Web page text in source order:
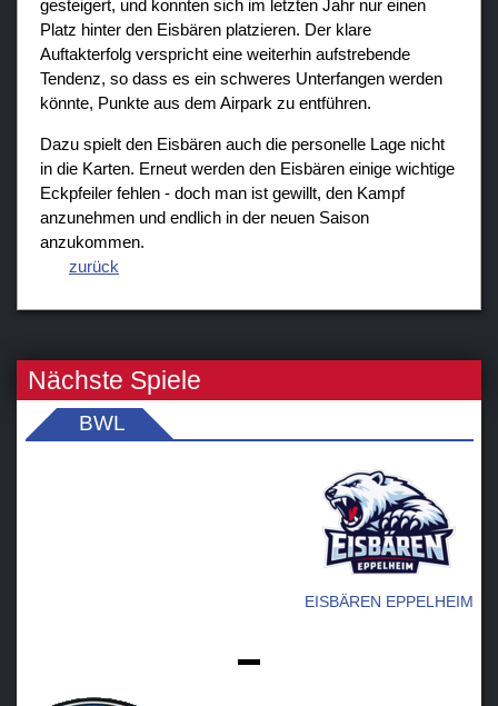
gesteigert, und konnten sich im letzten Jahr nur einen
Platz hinter den Eisbären platzieren. Der klare
Auftakterfolg verspricht eine weiterhin aufstrebende
Tendenz, so dass es ein schweres Unterfangen werden
könnte, Punkte aus dem Airpark zu entführen.
Dazu spielt den Eisbären auch die personelle Lage nicht
in die Karten. Erneut werden den Eisbären einige wichtige
Eckpfeiler fehlen - doch man ist gewillt, den Kampf
anzunehmen und endlich in der neuen Saison
anzukommen.
zurück
Nächste Spiele
BWL
EISBÄREN EPPELHEIM